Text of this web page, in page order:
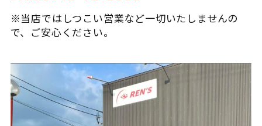
※当店ではしつこい営業など一切いたしませんの
で、ご安心ください。